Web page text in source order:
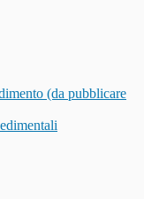
(da pubblicare